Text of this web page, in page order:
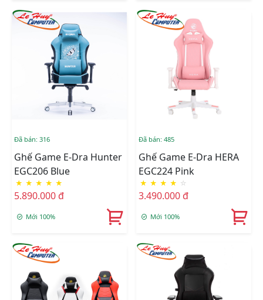
Đã bán: 316
Ghế Game E-Dra Hunter
EGC206 Blue
★ ★ ★ ★ ★
5.890.000 đ
Mới 100%
Đã bán: 485
Ghế Game E-Dra HERA
EGC224 Pink
★ ★ ★ ★ ☆
3.490.000 đ
Mới 100%